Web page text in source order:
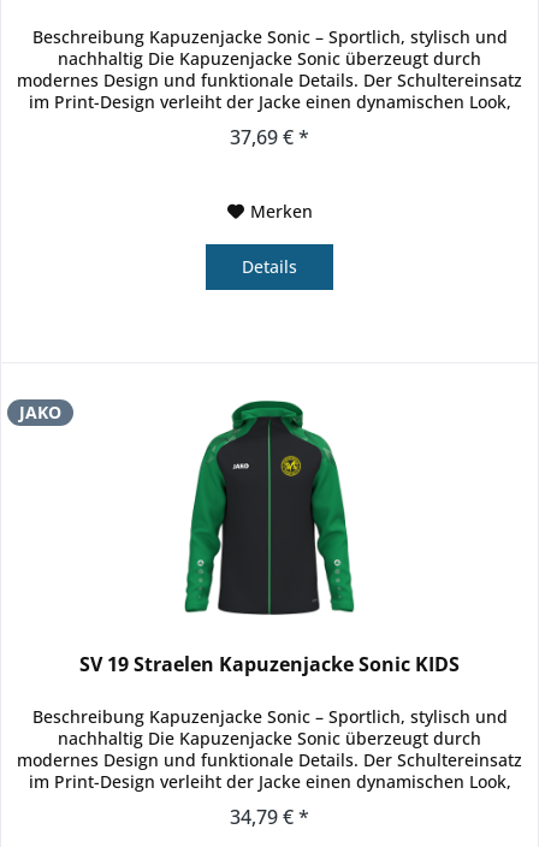
Beschreibung Kapuzenjacke Sonic – Sportlich, stylisch und
nachhaltig Die Kapuzenjacke Sonic überzeugt durch
modernes Design und funktionale Details. Der Schultereinsatz
im Print-Design verleiht der Jacke einen dynamischen Look,
37,69 € *
Merken
Details
JAKO
SV 19 Straelen Kapuzenjacke Sonic KIDS
Beschreibung Kapuzenjacke Sonic – Sportlich, stylisch und
nachhaltig Die Kapuzenjacke Sonic überzeugt durch
modernes Design und funktionale Details. Der Schultereinsatz
im Print-Design verleiht der Jacke einen dynamischen Look,
34,79 € *